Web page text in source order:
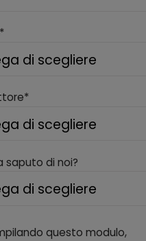
saputo di noi?
questo modulo,